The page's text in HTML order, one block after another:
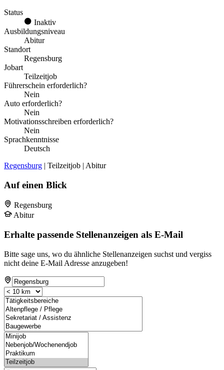
Status
Inaktiv
Ausbildungsniveau
Abitur
Standort
Regensburg
Jobart
Teilzeitjob
Führerschein erforderlich?
Nein
Auto erforderlich?
Nein
Motivationsschreiben erforderlich?
Nein
Sprachkenntnisse
Deutsch
Regensburg | Teilzeitjob | Abitur
Auf einen Blick
Regensburg
Abitur
Erhalte passende Stellenanzeigen als E-Mail
Bitte sage uns, wo du ähnliche Stellenanzeigen suchst und vergiss
nicht deine E-Mail Adresse anzugeben!